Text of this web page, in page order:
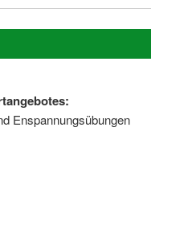
Enspannungsübungen